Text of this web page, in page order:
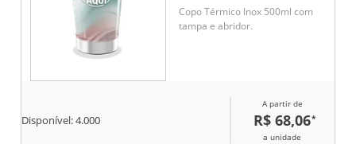
Copo Térmico Inox 500ml com
tampa e abridor.
Disponível:4.000
A partir de
R$ 68,06*
a unidade